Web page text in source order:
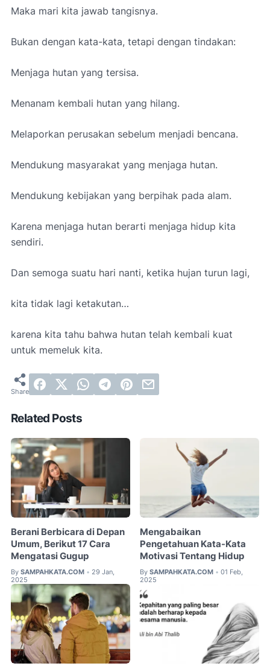
Maka mari kita jawab tangisnya.
Bukan dengan kata-kata, tetapi dengan tindakan:
Menjaga hutan yang tersisa.
Menanam kembali hutan yang hilang.
Melaporkan perusakan sebelum menjadi bencana.
Mendukung masyarakat yang menjaga hutan.
Mendukung kebijakan yang berpihak pada alam.
Karena menjaga hutan berarti menjaga hidup kita
sendiri.
Dan semoga suatu hari nanti, ketika hujan turun lagi,
kita tidak lagi ketakutan…
karena kita tahu bahwa hutan telah kembali kuat
untuk memeluk kita.
Related Posts
Berani Berbicara di Depan
Umum, Berikut 17 Cara
Mengatasi Gugup
By SAMPAHKATA.COM • 29 Jan,
2025
Mengabaikan
Pengetahuan Kata-Kata
Motivasi Tentang Hidup
By SAMPAHKATA.COM • 01 Feb,
2025